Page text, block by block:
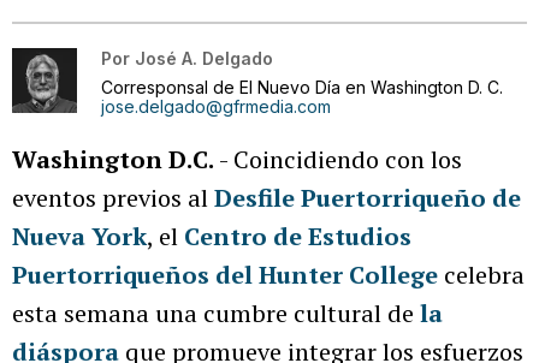
Por José A. Delgado
Corresponsal de El Nuevo Día en Washington D. C.
jose.delgado@gfrmedia.com
Washington D.C. - Coincidiendo con los
eventos previos alDesfile Puertorriqueño de
Nueva York, el Centro de Estudios
Puertorriqueños del Hunter College celebra
esta semana una cumbre cultural de la
diáspora que promueve integrar los esfuerzos